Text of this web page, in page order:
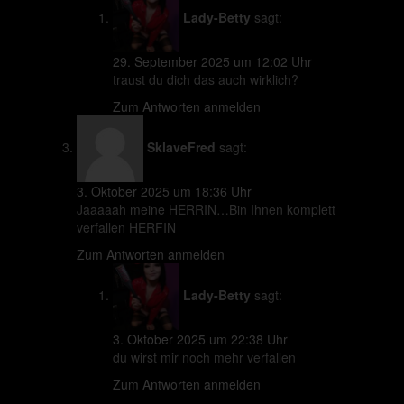
Lady-Betty sagt:
29. September 2025 um 12:02 Uhr
traust du dich das auch wirklich?
Zum Antworten anmelden
SklaveFred sagt:
3. Oktober 2025 um 18:36 Uhr
Jaaaaah meine HERRIN…Bin Ihnen komplett
verfallen HERFIN
Zum Antworten anmelden
Lady-Betty sagt:
3. Oktober 2025 um 22:38 Uhr
du wirst mir noch mehr verfallen
Zum Antworten anmelden